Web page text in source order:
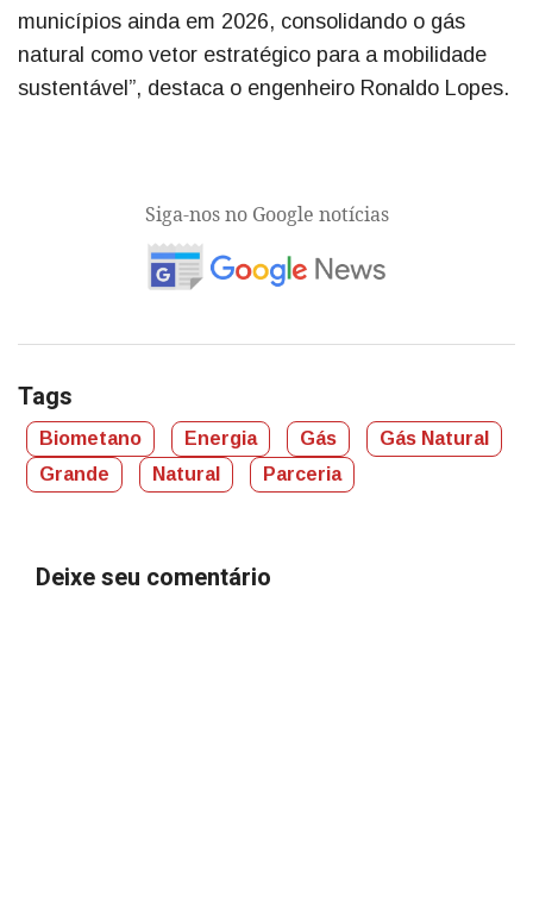
municípios ainda em 2026, consolidando o gás
natural como vetor estratégico para a mobilidade
sustentável”, destaca o engenheiro Ronaldo Lopes.
Siga-nos no Google notícias
Tags
Biometano Energia Gás
Gás Natural
Grande
Natural Parceria
Deixe seu comentário